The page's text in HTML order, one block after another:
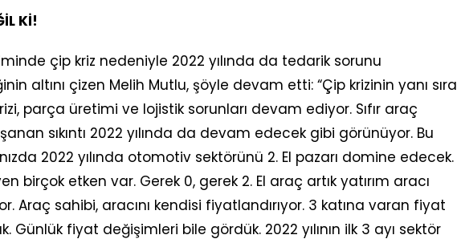
Kİ!
çip kriz nedeniyle 2022 yılında da tedarik sorunu
altını çizen Melih Mutlu, şöyle devam etti: “Çip krizinin yanı sıra
parça üretimi ve lojistik sorunları devam ediyor. Sıfır araç
sıkıntı 2022 yılında da devam edecek gibi görünüyor. Bu
2022 yılında otomotiv sektörünü 2. El pazarı domine edecek.
birçok etken var. Gerek 0, gerek 2. El araç artık yatırım aracı
Araç sahibi, aracını kendisi fiyatlandırıyor. 3 katına varan fiyat
Günlük fiyat değişimleri bile gördük. 2022 yılının ilk 3 ayı sektör